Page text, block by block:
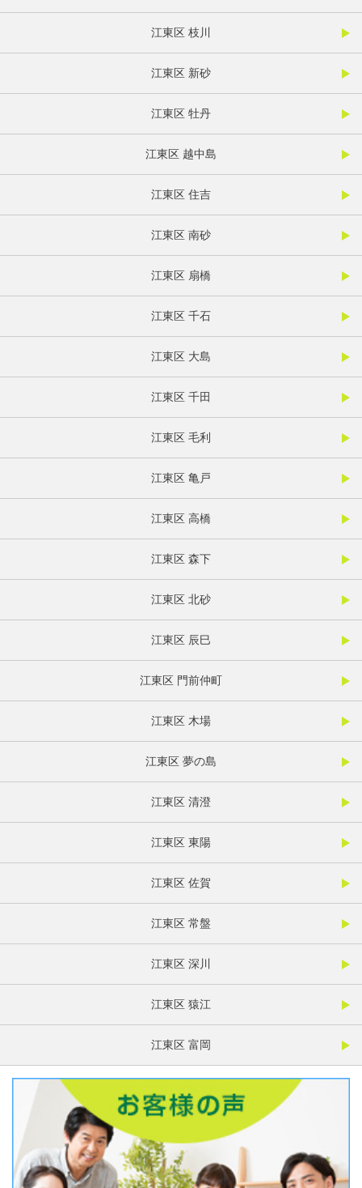
江東区 枝川
江東区 新砂
江東区 牡丹
江東区 越中島
江東区 住吉
江東区 南砂
江東区 扇橋
江東区 千石
江東区 大島
江東区 千田
江東区 毛利
江東区 亀戸
江東区 高橋
江東区 森下
江東区 北砂
江東区 辰巳
江東区 門前仲町
江東区 木場
江東区 夢の島
江東区 清澄
江東区 東陽
江東区 佐賀
江東区 常盤
江東区 深川
江東区 猿江
江東区 富岡